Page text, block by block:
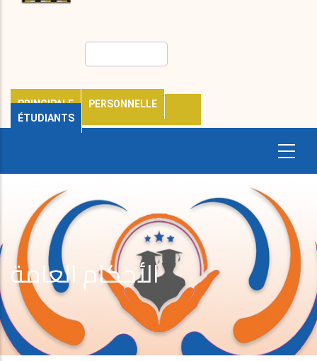
PRINCIPALE
PERSONNELLE
ÉTUDIANTS
الأحكام العامة